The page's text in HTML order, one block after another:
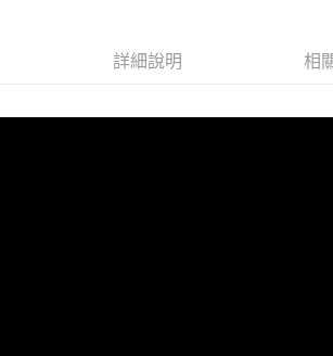
ATM／網路銀行／等多元方式進行付款，方視為交易
※ 請注意：結帳手續完成當下不需立刻繳費，但若您
詳細說明 相